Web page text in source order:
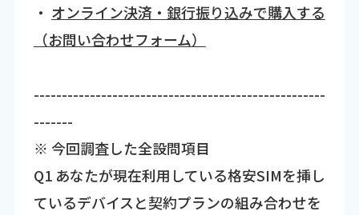
・ オンライン決済・銀行振り込みで購入する
（お問い合わせフォーム）
----------------------------------------------------
-------
※ 今回調査した全設問項目
Q1 あなたが現在利用している格安SIMを挿し
ているデバイスと契約プランの組み合わせを